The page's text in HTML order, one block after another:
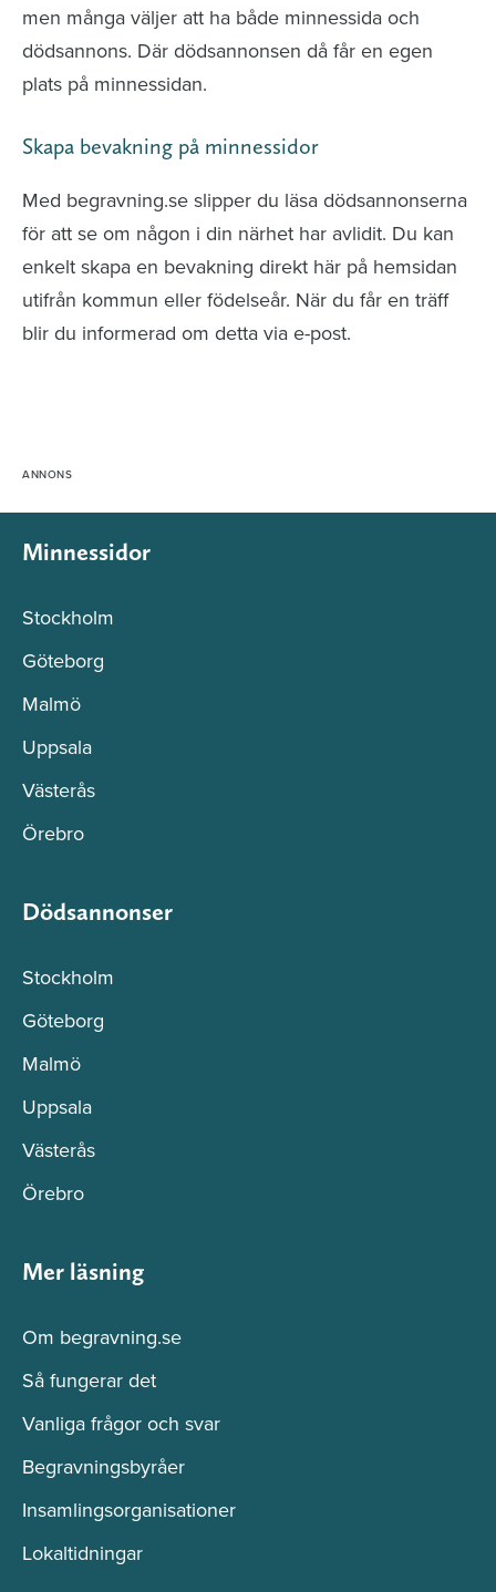
men många väljer att ha både minnessida och
dödsannons. Där dödsannonsen då får en egen
plats på minnessidan.
Skapa bevakning på minnessidor
Med begravning.se slipper du läsa dödsannonserna
för att se om någon i din närhet har avlidit. Du kan
enkelt skapa en bevakning direkt här på hemsidan
utifrån kommun eller födelseår. När du får en träff
blir du informerad om detta via e-post.
Minnessidor
Stockholm
Göteborg
Malmö
Uppsala
Västerås
Örebro
Dödsannonser
Stockholm
Göteborg
Malmö
Uppsala
Västerås
Örebro
Mer läsning
Om begravning.se
Så fungerar det
Vanliga frågor och svar
Begravningsbyråer
Insamlingsorganisationer
Lokaltidningar